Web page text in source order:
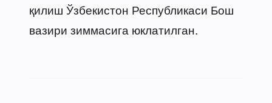
қилиш Ўзбекистон Республикаси Бош
вазири зиммасига юклатилган.